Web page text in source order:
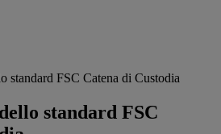
standard FSC Catena di Custodia
standard FSC